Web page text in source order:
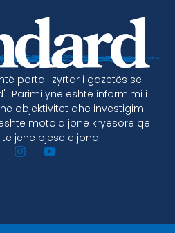
portali zyrtar i gazetës se
Parimi ynë është informimi i
objektivitet dhe investigim.
motoja jone kryesore qe
jene pjese e jona